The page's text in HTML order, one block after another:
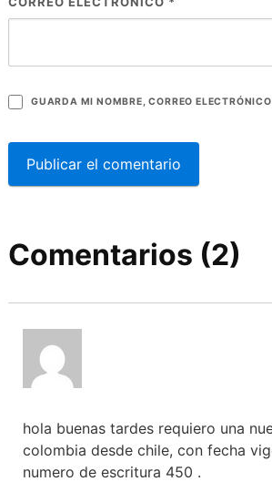
GUARDA MI NOMBRE, CORREO
Comentarios (2)
hola buenas tardes requiero una
colombia desde chile, con fecha
numero de escritura 450 .